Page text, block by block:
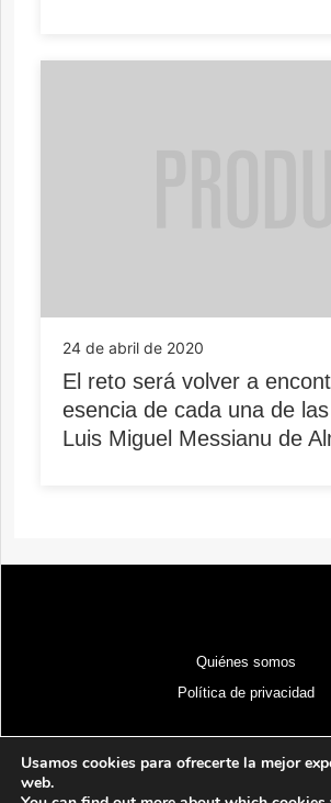
24 de abril de 2020
El reto será volver a
esencia de cada una de
Luis Miguel Messianu de
Quiénes somos
Política de privacidad
Usamos cookies para ofrecerte la mejor
web.